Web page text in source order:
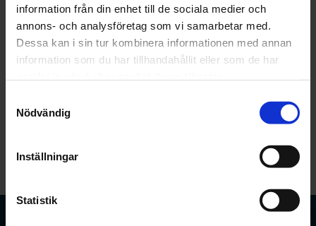
information från din enhet till de sociala medier och
annons- och analysföretag som vi samarbetar med.
Dessa kan i sin tur kombinera informationen med annan
information som du har tillhandahållit eller som de har
Nödvändig
Inställningar
Statistik
Välkommen på drop-in-
mottagning 29 september
Vi kommer ha drop-in-mottagning den 29 september
Ni hittar oss i vid Carlanderska Sjukhuset.